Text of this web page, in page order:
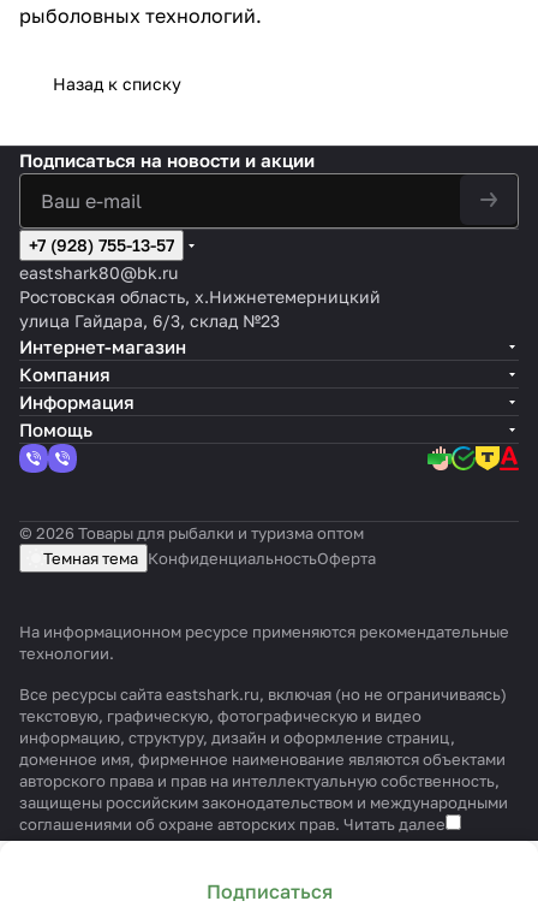
рыболовных технологий.
Назад к списку
Подписаться
Подписаться на новости и акции
+7 (928) 755-13-57
eastshark80@bk.ru
Ростовская область, х.Нижнетемерницкий
улица Гайдара, 6/3, склад №23
Интернет-магазин
Компания
Информация
Помощь
© 2026 Товары для рыбалки и туризма оптом
Темная тема КонфиденциальностьОферта
На информационном ресурсе применяются рекомендательные
технологии.
Все ресурсы сайта eastshark.ru, включая (но не ограничиваясь)
текстовую, графическую, фотографическую и видео
информацию, структуру, дизайн и оформление страниц,
доменное имя, фирменное наименование являются объектами
авторского права и прав на интеллектуальную собственность,
защищены российским законодательством и международными
соглашениями об охране авторских прав. Читать далее